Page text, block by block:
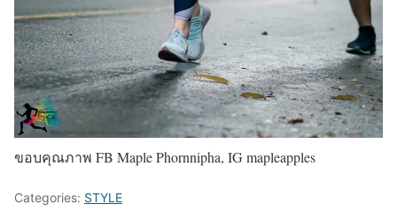
ขอบคุณภาพ FB Maple Phornnipha, IG mapleapples
Categories: STYLE